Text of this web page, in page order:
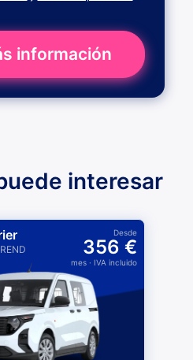
información
interesar
Desde
356 €
mes· IVA incluido